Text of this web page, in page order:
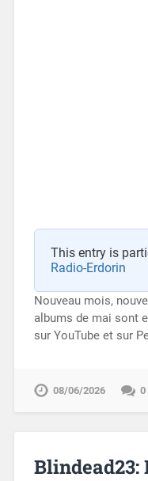
This entry is
Radio-Erdorin
Nouveau mois,
albums de mai sont
sur YouTube et sur
08/06/2026 0
Blindead23: